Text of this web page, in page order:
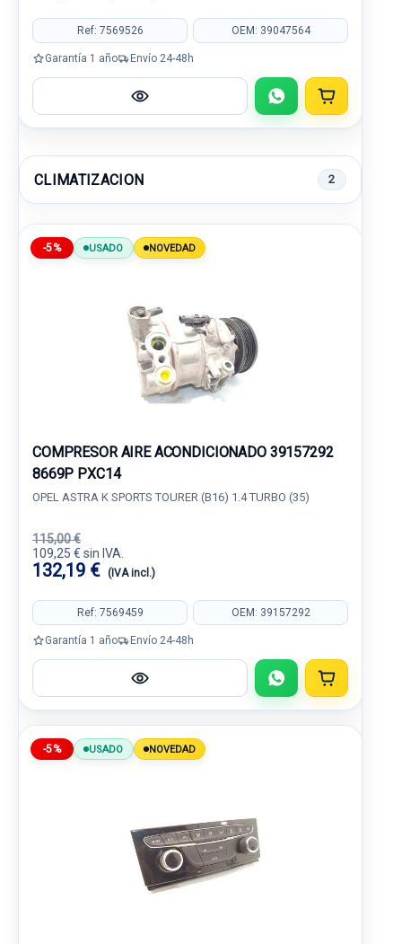
Ref: 7569526 OEM: 39047564
Garantía 1 año Envío 24-48h
CLIMATIZACION 2
-5% USADO NOVEDAD
COMPRESOR AIRE ACONDICIONADO 39157292
8669P PXC14
OPEL ASTRA K SPORTS TOURER (B16) 1.4 TURBO (35)
115,00 €
109,25 € sin IVA.
132,19 € (IVA incl.)
Ref: 7569459 OEM: 39157292
Garantía 1 año Envío 24-48h
-5% USADO NOVEDAD